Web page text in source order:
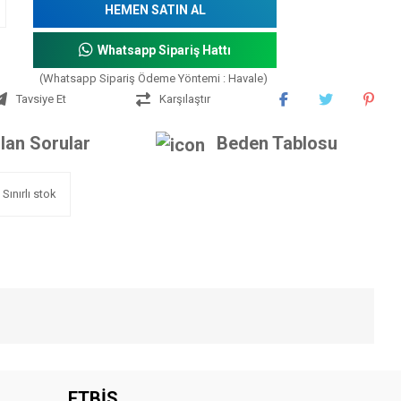
HEMEN SATIN AL
Whatsapp Sipariş Hattı
(Whatsapp Sipariş Ödeme Yöntemi : Havale)
Tavsiye Et
Karşılaştır
Sorular Beden Tablosu
Sınırlı stok